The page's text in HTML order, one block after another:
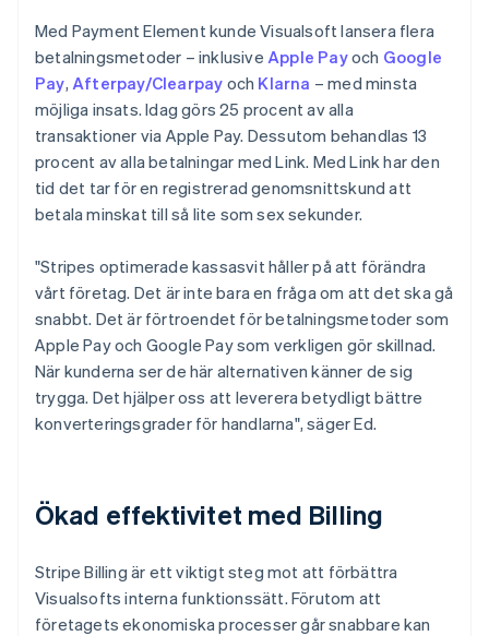
Med Payment Element kunde Visualsoft lansera flera
betalningsmetoder – inklusive Apple Payoch Google
Pay, Afterpay/Clearpay och Klarna – med minsta
möjliga insats. Idag görs 25 procent av alla
transaktioner via Apple Pay. Dessutom behandlas 13
procent av alla betalningar med Link. Med Link har den
tid det tar för en registrerad genomsnittskund att
betala minskat till så lite som sex sekunder.
"Stripes optimerade kassasvit håller på att förändra
vårt företag. Det är inte bara en fråga om att det ska gå
snabbt. Det är förtroendet för betalningsmetoder som
Apple Pay och Google Pay som verkligen gör skillnad.
När kunderna ser de här alternativen känner de sig
trygga. Det hjälper oss att leverera betydligt bättre
konverteringsgrader för handlarna", säger Ed.
Ökad effektivitet med Billing
Stripe Billing är ett viktigt steg mot att förbättra
Visualsofts interna funktionssätt. Förutom att
företagets ekonomiska processer går snabbare kan